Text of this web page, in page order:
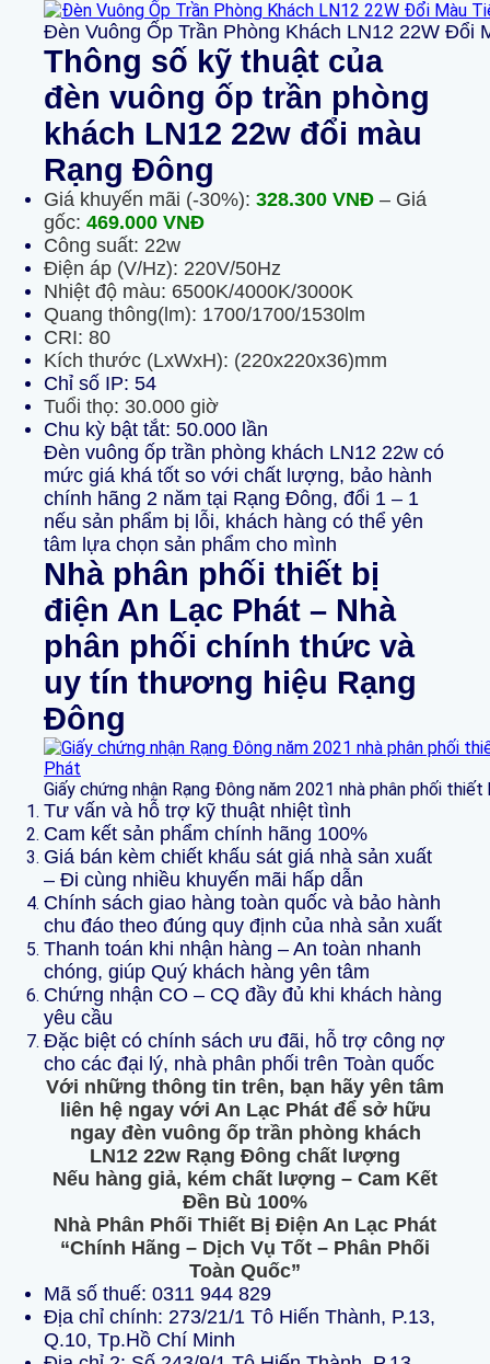
Đèn Vuông Ốp Trần Phòng Khách LN12 22W Đổi
Thông số kỹ thuật của
đèn vuông ốp trần phòng
khách LN12 22w đổi màu
Rạng Đông
Giá khuyến mãi (-30%): 328.300 VNĐ – Giá
gốc: 469.000 VNĐ
Công suất: 22w
Điện áp (V/Hz): 220V/50Hz
Nhiệt độ màu: 6500K/4000K/3000K
Quang thông(lm): 1700/1700/1530lm
CRI: 80
Kích thước (LxWxH): (220x220x36)mm
Chỉ số IP: 54
Tuổi thọ: 30.000 giờ
Chu kỳ bật tắt: 50.000 lần
Đèn vuông ốp trần phòng khách LN12 22w có
mức giá khá tốt so với chất lượng, bảo hành
chính hãng 2 năm tại Rạng Đông, đổi 1 – 1
nếu sản phẩm bị lỗi, khách hàng có thể yên
tâm lựa chọn sản phẩm cho mình
Nhà phân phối thiết bị
điện An Lạc Phát – Nhà
phân phối chính thức và
uy tín thương hiệu Rạng
Đông
Giấy chứng nhận Rạng Đông năm 2021 nhà phân phối
Tư vấn và hỗ trợ kỹ thuật nhiệt tình
Cam kết sản phẩm chính hãng 100%
Giá bán kèm chiết khấu sát giá nhà sản xuất
– Đi cùng nhiều khuyến mãi hấp dẫn
Chính sách giao hàng toàn quốc và bảo hành
chu đáo theo đúng quy định của nhà sản xuất
Thanh toán khi nhận hàng – An toàn nhanh
chóng, giúp Quý khách hàng yên tâm
Chứng nhận CO – CQ đầy đủ khi khách hàng
yêu cầu
Đặc biệt có chính sách ưu đãi, hỗ trợ công nợ
cho các đại lý, nhà phân phối trên Toàn quốc
Với những thông tin trên, bạn hãy yên tâm
liên hệ ngay với An Lạc Phát để sở hữu
ngay đèn vuông ốp trần phòng khách
LN12 22w Rạng Đông chất lượng
Nếu hàng giả, kém chất lượng – Cam Kết
Đền Bù 100%
Nhà Phân Phối Thiết Bị Điện An Lạc Phát
“Chính Hãng – Dịch Vụ Tốt – Phân Phối
Toàn Quốc”
Mã số thuế: 0311 944 829
Địa chỉ chính: 273/21/1 Tô Hiến Thành, P.13,
Q.10, Tp.Hồ Chí Minh